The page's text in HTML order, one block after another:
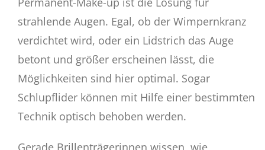
strahlende Augen. Egal, ob der Wimpernkranz
verdichtet wird, oder ein Lidstrich das Auge
betont und größer erscheinen lässt, die
Möglichkeiten sind hier optimal. Sogar
Schlupflider können mit Hilfe einer bestimmten
Technik optisch behoben werden.
Gerade Brillenträgerinnen wissen, wie